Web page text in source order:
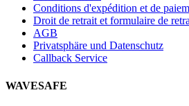
Conditions d'expédition et de
Droit de retrait et formulaire de
AGB
Privatsphäre und Datenschutz
Callback Service
WAVESAFE